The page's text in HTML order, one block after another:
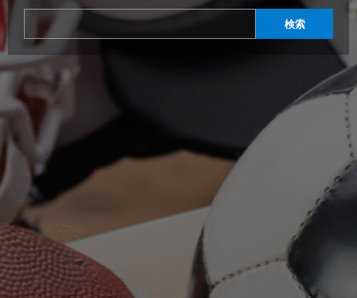
検索